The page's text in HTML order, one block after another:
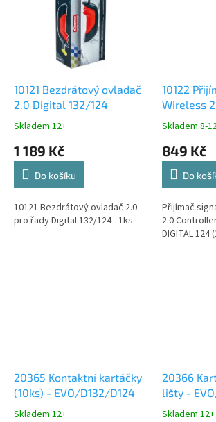
10121 Bezdrátový ovladač
2.0 Digital 132/124
Skladem 12+
1 189 Kč
Do košíku
10121 Bezdrátový ovladač 2.0
pro řady Digital 132/124 - 1ks
10122
Wireless
Skladem 8-
849 Kč
Do
Přijímač
2.0
DIGITAL 124
20365 Kontaktní kartáčky
(10ks) - EVO/D132/D124
Skladem 12+
20366
lišty -
Skladem 12+